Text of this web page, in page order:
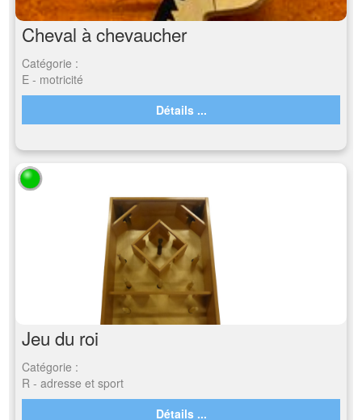
Cheval à chevaucher
Catégorie :
E - motricité
Détails ...
Jeu du roi
Catégorie :
R - adresse et sport
Détails ...